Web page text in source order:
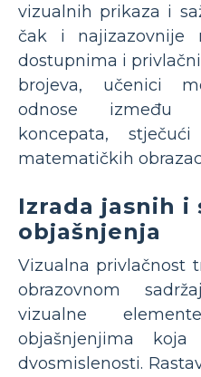
vizualnih prikaza i
čak i najizazovnije
dostupnima i
brojeva, učenici
odnose između
koncepata,
matematičkih
Izrada jasnih i
objašnjenja
Vizualna privlačnost
obrazovnom
vizualne
objašnjenjima
dvosmislenosti.